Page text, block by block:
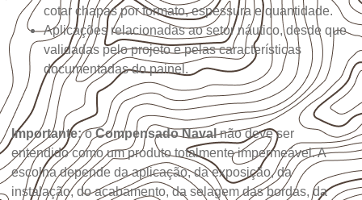
cotar chapas por formato, espessura e quantidade.
Aplicações relacionadas ao setor náutico, desde que
validadas pelo projeto e pelas características
documentadas do painel.
Importante:oCompensado Navalnão deve ser
entendido como um produto totalmente impermeável. A
escolha depende da aplicação, da exposição, da
instalação, do acabamento, da selagem das bordas, da